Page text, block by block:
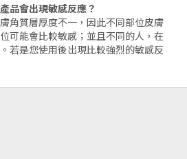
品會出現敏感反應？
角質層厚度不一，因此不同部位皮膚
可能會比較敏感；並且不同的人，在
若是您使用後出現比較強烈的敏感反